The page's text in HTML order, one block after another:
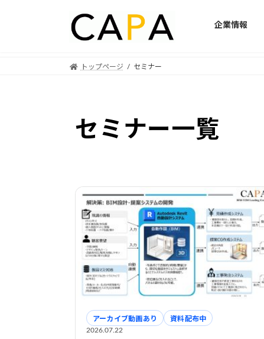
企業情報
トップページ セミナー
セミナー一覧
アーカイブ動画あり
資料配布中
2026.07.22